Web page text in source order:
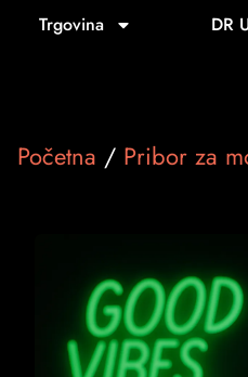
Trgovina DR
Početna / Pribor za